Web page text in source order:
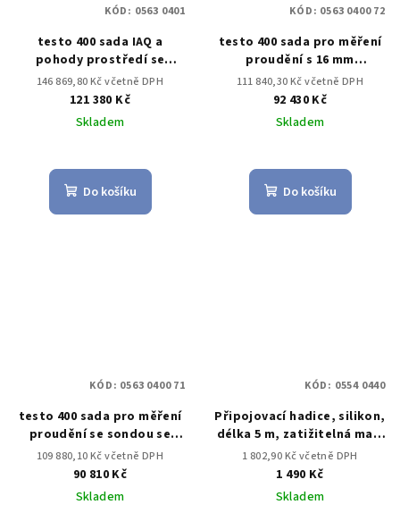
testo 400 sada IAQ a
pohody prostředí se
stativem
146 869,80 Kč včetně DPH
121 380 Kč
Skladem
Do košíku
KÓD: 0563 0401
testo 400 sada pro měření
proudění s 16 mm
vrtulkovou sondou
111 840,30 Kč včetně DPH
92 430 Kč
Skladem
Do košíku
KÓD: 0563 0400 72
testo 400 sada pro měření
proudění se sondou se
žhaveným drátkem
109 880,10 Kč včetně DPH
90 810 Kč
Skladem
KÓD: 0563 0400 71
Připojovací hadice, silikon,
délka 5 m, zatižitelná max.
do 700 hPa (mbar)
1 802,90 Kč včetně DPH
1 490 Kč
Skladem
KÓD: 0554 0440